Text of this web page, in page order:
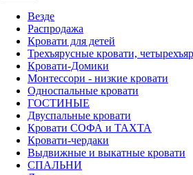
Везде
Распродажа
Кровати для детей
Трехъярусные кровати,
Кровати-Домики
Монтессори - низкие кровати
Односпальные кровати
ГОСТИНЫЕ
Двуспальные кровати
Кровати СОФА и ТАХТА
Кровати-чердаки
Выдвижные и выкатные кровати
СПАЛЬНИ